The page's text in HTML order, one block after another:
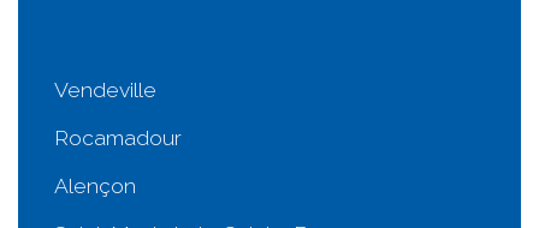
Vendeville
Rocamadour
Alençon